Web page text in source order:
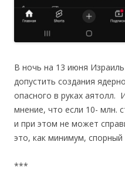
В ночь на 13 июня
допустить создания
опасного в руках аятолл.
мнение, что если 10- млн.
и при этом не может
это, как минимум, спорный
***